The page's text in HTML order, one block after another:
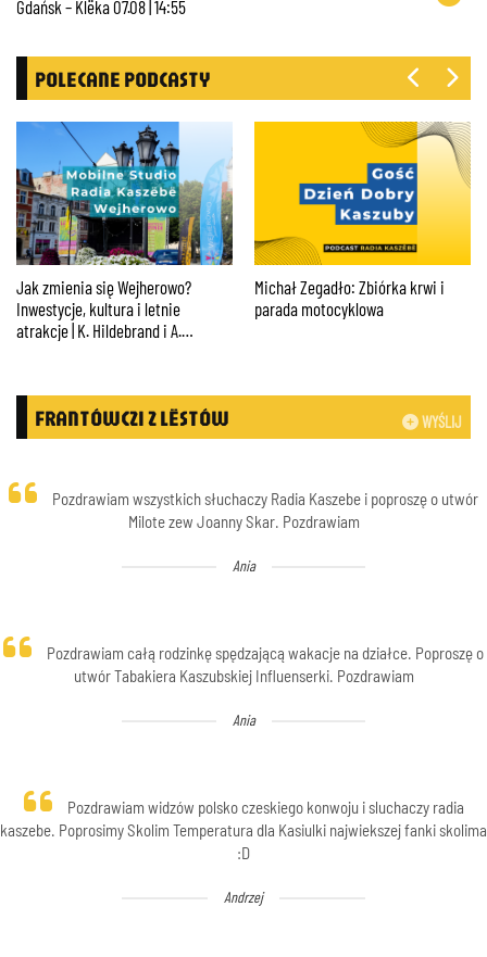
Gdańsk – Klëka 07.08 | 14:55
POLECANE PODCASTY
Jak zmienia się Wejherowo?
Inwestycje, kultura i letnie
atrakcje | K. Hildebrand i A.
Michał Zegadło: Zbiórka krwi i
parada motocyklowa
WYŚLIJ
FRANTÓWCZI Z LËSTÓW
Pozdrawiam wszystkich słuchaczy Radia Kaszebe i poproszę o utwór
Milote zew Joanny Skar. Pozdrawiam
Ania
Pozdrawiam całą rodzinkę spędzającą wakacje na działce. Poproszę o
utwór Tabakiera Kaszubskiej Influenserki. Pozdrawiam
Ania
Pozdrawiam widzów polsko czeskiego konwoju i sluchaczy radia
kaszebe. Poprosimy Skolim Temperatura dla Kasiulki najwiekszej fanki skolima
:D
Andrzej